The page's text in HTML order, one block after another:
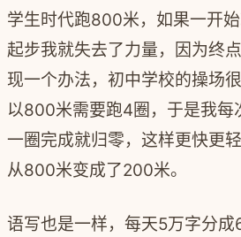
学生时代跑800米，如果一开
起步我就失去了力量，因为终
现一个办法，初中学校的操场
以800米需要跑4圈，于是我每
一圈完成就归零，这样更快更
从800米变成了200米。
语写也是一样，每天5万字分